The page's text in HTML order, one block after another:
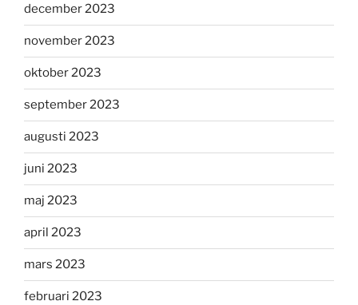
december 2023
november 2023
oktober 2023
september 2023
augusti 2023
juni 2023
maj 2023
april 2023
mars 2023
februari 2023